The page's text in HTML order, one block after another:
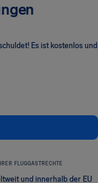
Es ist kostenlos und
FLUGGASTRECHTE
und innerhalb der EU